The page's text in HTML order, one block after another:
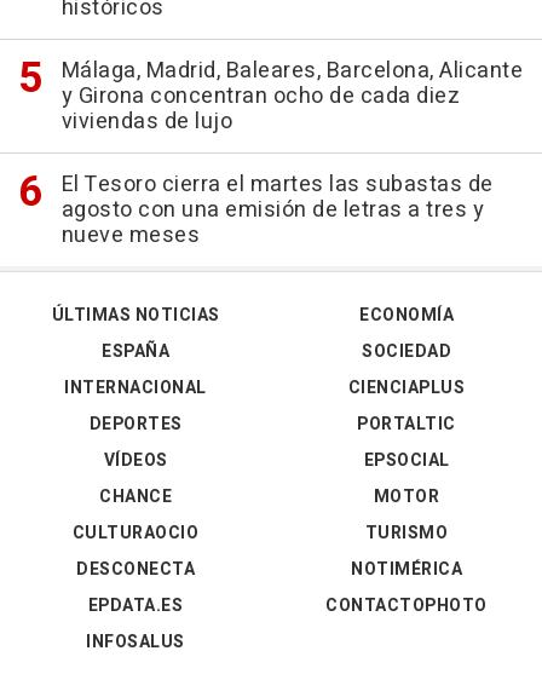
históricos
Málaga, Madrid, Baleares, Barcelona, Alicante
y Girona concentran ocho de cada diez
viviendas de lujo
El Tesoro cierra el martes las subastas de
agosto con una emisión de letras a tres y
nueve meses
ÚLTIMAS NOTICIAS
ESPAÑA
INTERNACIONAL
DEPORTES
VÍDEOS
ECONOMÍA
SOCIEDAD
CIENCIAPLUS
PORTALTIC
EPSOCIAL
CHANCE
CULTURAOCIO
DESCONECTA
EPDATA.ES
INFOSALUS
MOTOR
TURISMO
NOTIMÉRICA
CONTACTOPHOTO